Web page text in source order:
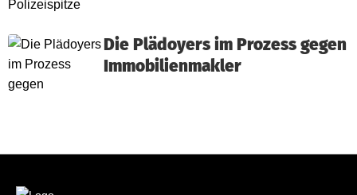
Die Plädoyers im Prozess gegen
Immobilienmakler